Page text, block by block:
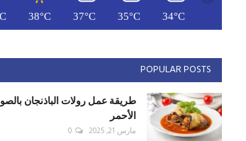
34°C
35°C
37°C
38°C
POPULAR POSTS
طريقة عمل رولات الباذنجان
الأحمر
مارس 21, 2025 0